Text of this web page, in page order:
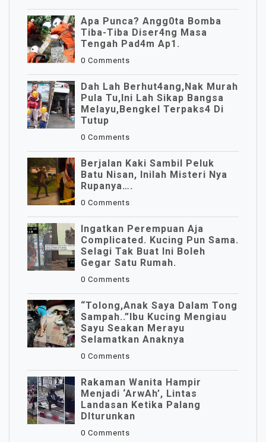
Apa Punca? Angg0ta Bomba
Tiba-Tiba Diser4ng Masa
Tengah Pad4m Ap1.
0 Comments
Dah Lah Berhut4ang,Nak Murah
Pula Tu,Ini Lah Sikap Bangsa
Melayu,Bengkel Terpaks4 Di
Tutup
0 Comments
Berjalan Kaki Sambil Peluk
Batu Nisan, Inilah Misteri Nya
Rupanya….
0 Comments
Ingatkan Perempuan Aja
Complicated. Kucing Pun Sama.
Selagi Tak Buat Ini Boleh
Gegar Satu Rumah.
0 Comments
“Tolong,Anak Saya Dalam Tong
Sampah..”Ibu Kucing Mengiau
Sayu Seakan Merayu
Selamatkan Anaknya
0 Comments
Rakaman Wanita Hampir
Menjadi ‘ArwAh’, Lintas
Landasan Ketika Palang
DIturunkan
0 Comments